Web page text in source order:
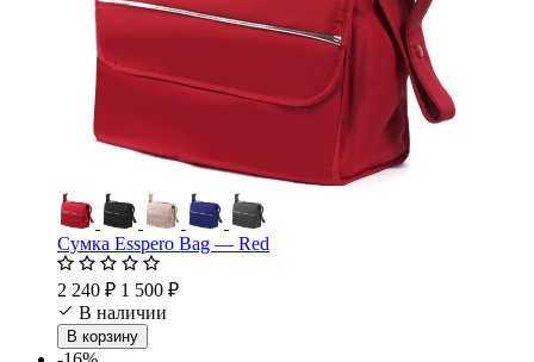
Сумка Esspero Bag — Red
2 240 ₽ 1 500 ₽
В наличии
В корзину